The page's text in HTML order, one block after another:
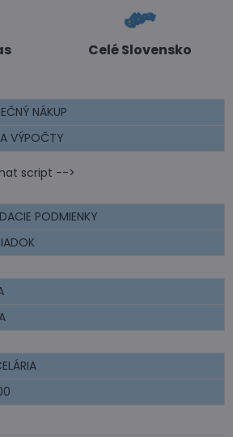
Celé Slovensko
NÁKUP
VÝPOČTY
script -->
PODMIENKY